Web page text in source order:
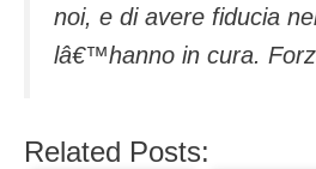
noi, e di avere fiducia
lâ€™hanno in cura.
Related Posts: